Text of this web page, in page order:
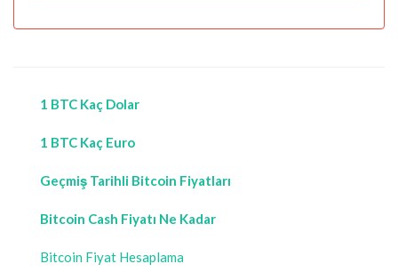
1 BTC Kaç Dolar
1 BTC Kaç Euro
Geçmiş Tarihli Bitcoin Fiyatları
Bitcoin Cash Fiyatı Ne Kadar
Bitcoin Fiyat Hesaplama